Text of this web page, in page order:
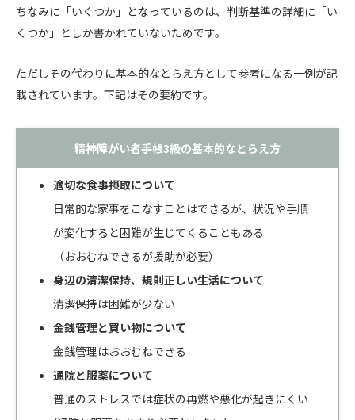
ちなみに「いくつか」となっているのは、判断基準の詳細に「い
くつか」としか書かれていないためです。
ただしその代わりに基本的なとらえ方として参考になる一例が記
載されています。下記はその要約です。
精神障がい者手帳3級の基本的なとらえ方
適切な食事摂取について
日常的な家事をこなすことはできるが、状況や手順
が変化すると困難が生じてくることもある
（おおむねできるが援助が必要）
身辺の清潔保持、規則正しい生活について
清潔保持は困難が少ない
金銭管理と買い物について
金銭管理はおおむねできる
通院と服薬について
普通のストレスでは症状の再燃や悪化が起きにくい